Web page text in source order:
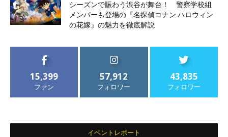
シーズンで賑わう渋谷が舞台！ 警察学校組
メンバーも登場の『名探偵コナン ハロウィン
の花嫁』の魅力を徹底解説
15,399
ファン
57,912
フォロワー
43,835
フォロワー
イベントレポート